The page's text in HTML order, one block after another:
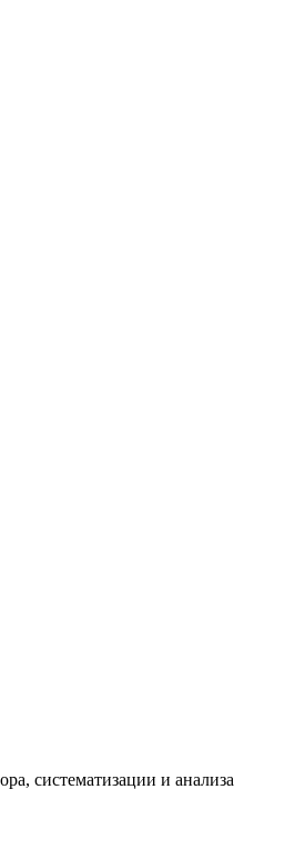
систематизации и анализа